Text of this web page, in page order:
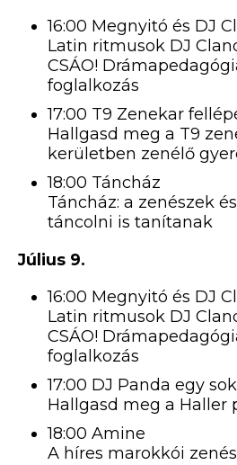
16:00 Megnyitó és DJ
Latin ritmusok DJ
CSÁO!
foglalkozás
17:00 T9 Zenekar
Hallgasd meg a T9
kerületben zenélő
18:00 Táncház
Táncház: a zenészek
táncolni is tanítanak
Július 9.
16:00 Megnyitó és DJ
Latin ritmusok DJ
CSÁO!
foglalkozás
17:00 DJ Panda egy
Hallgasd meg a Haller
18:00 Amine
A híres marokkói